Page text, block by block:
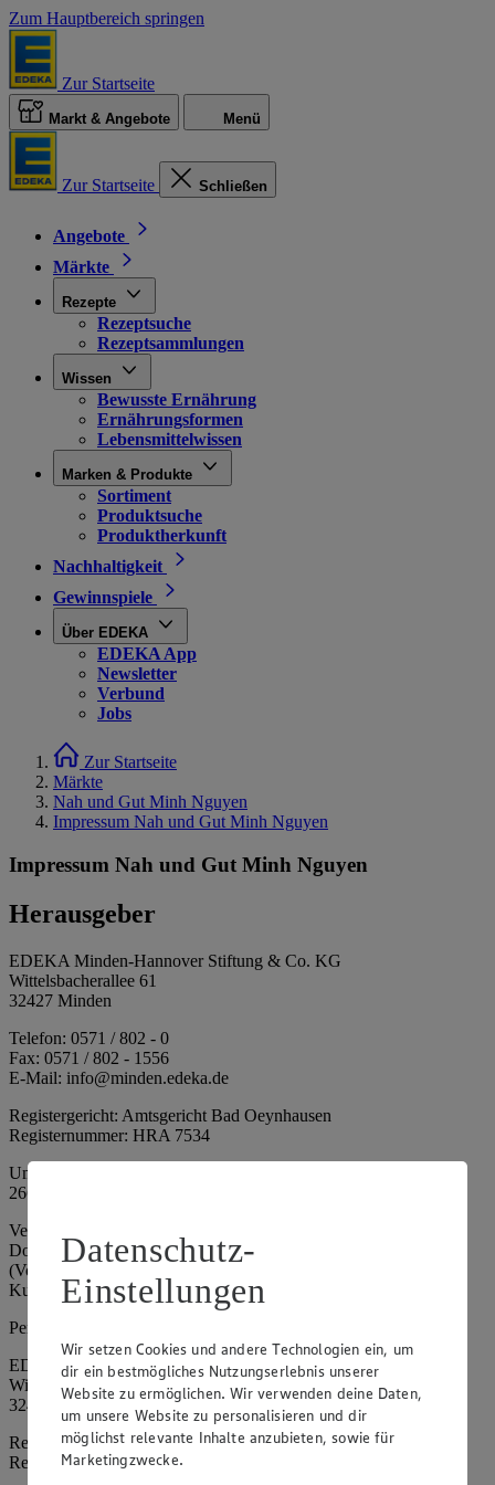
Zum Hauptbereich springen
Zur Startseite
Markt & Angebote Menü
Zur Startseite Schließen
Angebote
Märkte
Rezepte
Rezeptsuche
Rezeptsammlungen
Wissen
Bewusste Ernährung
Ernährungsformen
Lebensmittelwissen
Marken & Produkte
Sortiment
Produktsuche
Produktherkunft
Nachhaltigkeit
Gewinnspiele
Über EDEKA
EDEKA App
Newsletter
Verbund
Jobs
Zur Startseite
Märkte
Nah und Gut Minh Nguyen
Impressum Nah und Gut Minh Nguyen
Impressum Nah und Gut Minh Nguyen
Herausgeber
EDEKA Minden-Hannover Stiftung & Co. KG
Wittelsbacherallee 61
32427 Minden
Telefon: 0571 / 802 - 0
Fax: 0571 / 802 - 1556
E-Mail: info@minden.edeka.de
Registergericht: Amtsgericht Bad Oeynhausen
Registernummer: HRA 7534
Umsatzsteuer-Identifikationsnummer gem. § 27a UStG: DE
266067317
Vertretungsberechtigte: Mark Rosenkranz (Sprecher), Eileen
Dominique Klingsiek (Vorstandsmitglied), Ulf-U. Plath
(Vorstandsmitglied), Stephan Wohler (Vorstandsmitglied), Marc
Kuhlmann (Aufsichtsratsvorsitzender)
Persönlich haftende Gesellschafterin:
EDEKA Minden-Hannover Holding GmbH
Wittelsbacherallee 61
32427 Minden
Registergericht: Amtsgericht Bad Oeynhausen
Registernummer: HRB 4086
Datenschutz-
Einstellungen
Wir setzen Cookies und andere Technologien ein, um
dir ein bestmögliches Nutzungserlebnis unserer
Website zu ermöglichen. Wir verwenden deine Daten,
um unsere Website zu personalisieren und dir
möglichst relevante Inhalte anzubieten, sowie für
Marketingzwecke.